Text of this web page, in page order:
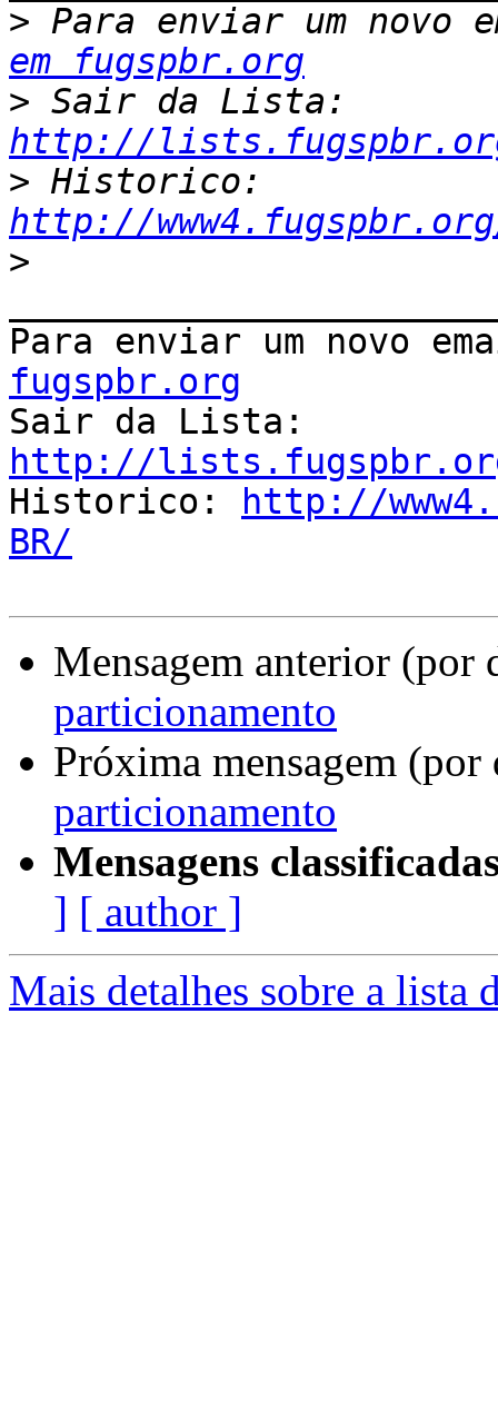
> Para enviar um
em fugspbr.org
>
http://
>
http://
>
Para enviar um novo
fugspbr.org
http://
Historico:
http://
BR/
Mensagem anterior (por
particionamento
Próxima mensagem
particionamento
Mensagens
] [ author ]
Mais detalhes sobre a lista